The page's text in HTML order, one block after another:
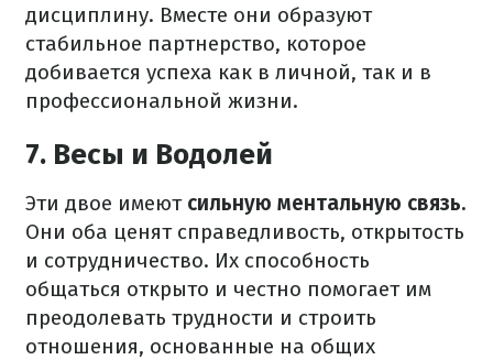
дисциплину. Вместе они образуют
стабильное партнерство, которое
добивается успеха как в личной, так и в
профессиональной жизни.
7. Весы и Водолей
Эти двое имеютсильную ментальную связь.
Они оба ценят справедливость, открытость
и сотрудничество. Их способность
общаться открыто и честно помогает им
преодолевать трудности и строить
отношения, основанные на общих